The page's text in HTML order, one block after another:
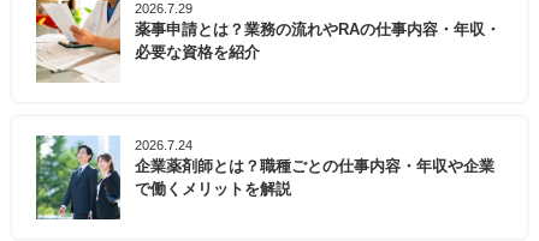
2026.7.29
薬事申請とは？業務の流れやRAの仕事内容・年収・
必要な資格を紹介
2026.7.24
企業薬剤師とは？職種ごとの仕事内容・年収や企業
で働くメリットを解説